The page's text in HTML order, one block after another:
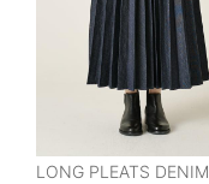
LONG PLEATS DENIM